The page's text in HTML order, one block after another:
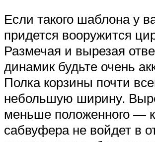
Если такого шаблона у
придется вооружится
Размечая и вырезая
динамик будьте очень
Полка корзины почти
небольшую ширину.
меньше положенного —
сабвуфера не войдет в